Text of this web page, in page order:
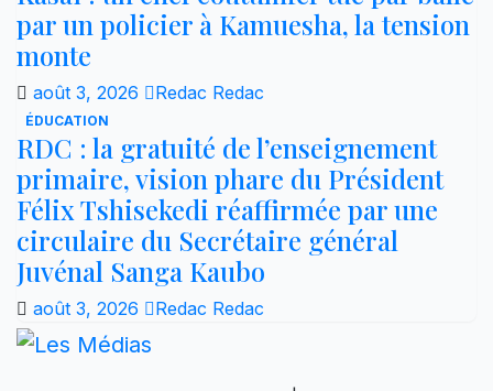
par un policier à Kamuesha, la tension
monte
août 3, 2026 Redac Redac
ÉDUCATION
RDC : la gratuité de l’enseignement
primaire, vision phare du Président
Félix Tshisekedi réaffirmée par une
circulaire du Secrétaire général
Juvénal Sanga Kaubo
août 3, 2026 Redac Redac